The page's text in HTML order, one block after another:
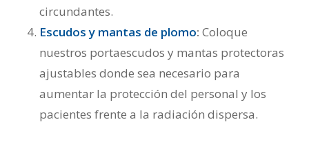
circundantes.
Escudos y mantas de plomo: Coloque
nuestros portaescudos y mantas protectoras
ajustables donde sea necesario para
aumentar la protección del personal y los
pacientes frente a la radiación dispersa.